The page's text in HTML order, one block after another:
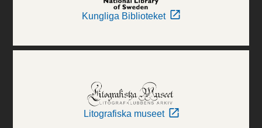
Kungliga Biblioteket
Litografiska museet